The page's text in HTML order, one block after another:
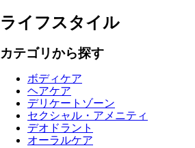
ライフスタイル
カテゴリから探す
ボディケア
ヘアケア
デリケートゾーン
セクシャル・アメニティ
デオドラント
オーラルケア